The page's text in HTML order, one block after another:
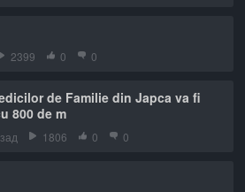
2399 0 0
de Familie din Japca va fi
800 de m
1806 0 0